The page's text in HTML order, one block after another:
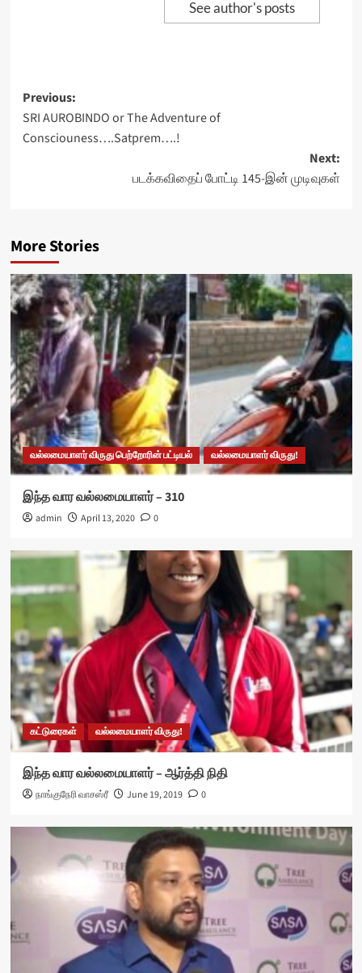
See author's posts
Post
navigation
Previous:
SRI AUROBINDO or The Adventure of
Consciouness….Satprem….!
Next:
படக்கவிதைப் போட்டி 145-இன் முடிவுகள்
More Stories
வல்லமையாளர் விருது பெற்றோரின் பட்டியல் வல்லமையாளர் விருது!
இந்த வார வல்லமையாளர் – 310
admin April 13, 2020 0
கட்டுரைகள் வல்லமையாளர் விருது!
இந்த வார வல்லமையாளர் – ஆர்த்தி நிதி
நாங்குநேரி வாசஸ்ரீ June 19, 2019 0